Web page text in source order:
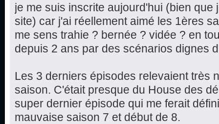
je me suis inscrite aujourd'hui (bien
site) car j'ai réellement aimé les 1ères
me sens trahie ? bernée ? vidée ? en
depuis 2 ans par des scénarios dignes
Les 3 derniers épisodes relevaient très
saison. C'était presque du House des
super dernier épisode qui me ferait
mauvaise saison 7 et début de 8.